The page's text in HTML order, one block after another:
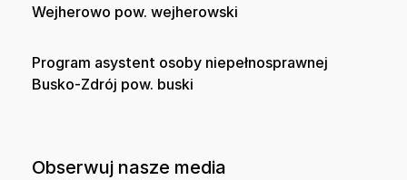
Wejherowo pow. wejherowski
Program asystent osoby niepełnosprawnej
Busko-Zdrój pow. buski
Obserwuj nasze media